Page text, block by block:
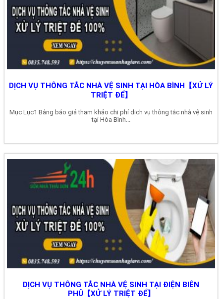
DỊCH VỤ THÔNG TẮC NHÀ VỆ SINH TẠI HÒA BÌNH【XỬ LÝ
TRIỆT ĐỂ】
Mục Lục1 Bảng báo giá tham khảo chi phí dịch vụ thông tắc nhà vệ sinh
tại Hòa Bình...
DỊCH VỤ THÔNG TẮC NHÀ VỆ SINH TẠI ĐIỆN BIÊN
PHỦ【XỬ LÝ TRIỆT ĐỂ】